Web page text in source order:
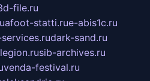
file.ru
uafoot-statti.rue-abis1c.ru
dark-sand.ru
sib-archives.ru
venda-festival.ru